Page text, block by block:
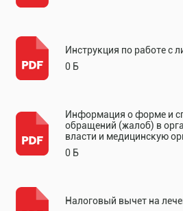
Инструкция по работе с
0 Б
Информация о форме и
обращений (жалоб) в
власти и медицинскую
0 Б
Налоговый вычет на